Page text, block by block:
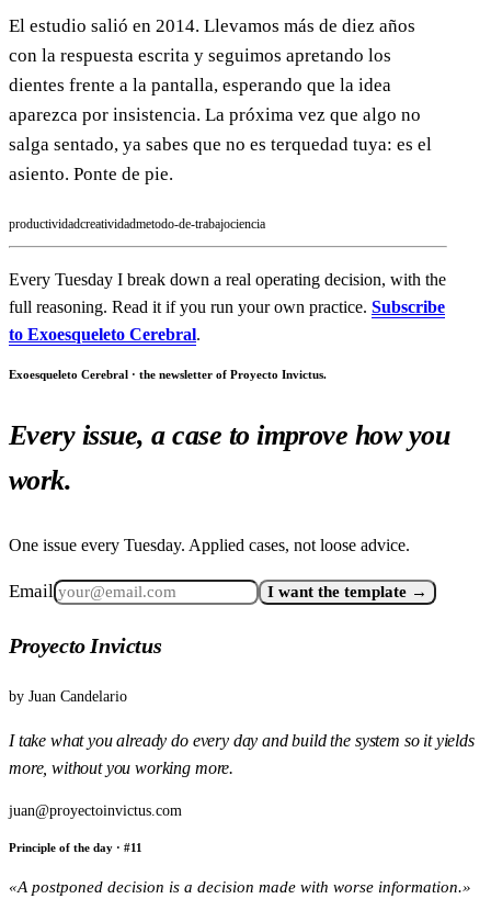
El estudio salió en 2014. Llevamos más de diez años
con la respuesta escrita y seguimos apretando los
dientes frente a la pantalla, esperando que la idea
aparezca por insistencia. La próxima vez que algo no
salga sentado, ya sabes que no es terquedad tuya: es el
asiento. Ponte de pie.
productividadcreatividadmetodo-de-trabajociencia
Every Tuesday I break down a real operating decision, with the
full reasoning. Read it if you run your own practice. Subscribe
to Exoesqueleto Cerebral.
Exoesqueleto Cerebral · the newsletter of Proyecto Invictus.
Every issue, a case to improve how you
work.
One issue every Tuesday. Applied cases, not loose advice.
Email I want the template →
Proyecto Invictus
by Juan Candelario
I take what you already do every day and build the system so it yields
more, without you working more.
juan@proyectoinvictus.com
Principle of the day · #11
«A postponed decision is a decision made with worse information.»